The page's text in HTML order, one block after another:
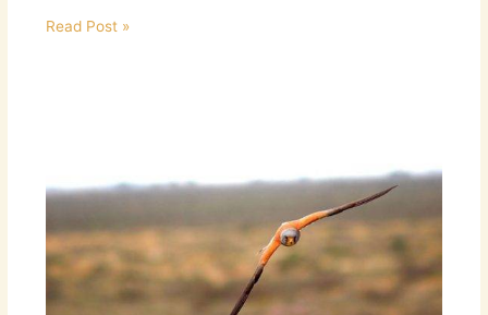
Read Post »